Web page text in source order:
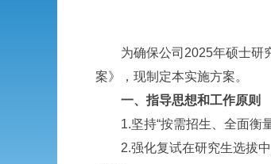
为确保公司2025年硕士研
案》，现制定本实施方案。
一、指导思想和工作原则
1.坚持“按需招生、全面衡量
2.强化复试在研究生选拔中